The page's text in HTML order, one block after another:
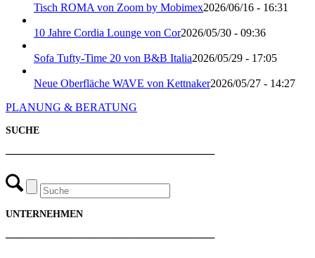
Tisch ROMA von Zoom by Mobimex2026/06/16 - 16:31
10 Jahre Cordia Lounge von Cor2026/05/30 - 09:36
Sofa Tufty-Time 20 von B&B Italia2026/05/29 - 17:05
Neue Oberfläche WAVE von Kettnaker2026/05/27 - 14:27
PLANUNG & BERATUNG
SUCHE
───────────────────────────
UNTERNEHMEN
───────────────────────────